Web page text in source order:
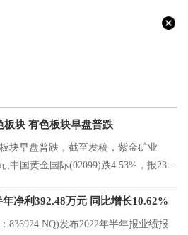
块 有色板块早盘普跌
块早盘普跌，截至发稿，紫金矿业
;中国黄金国际(02099)跌4 53%，报23 2
净利392.48万元 同比增长10.62%
836924 NQ)发布2022年半年报业绩报